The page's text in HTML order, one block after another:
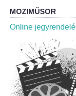
Pályázatok
MOZIMŰSOR
Online